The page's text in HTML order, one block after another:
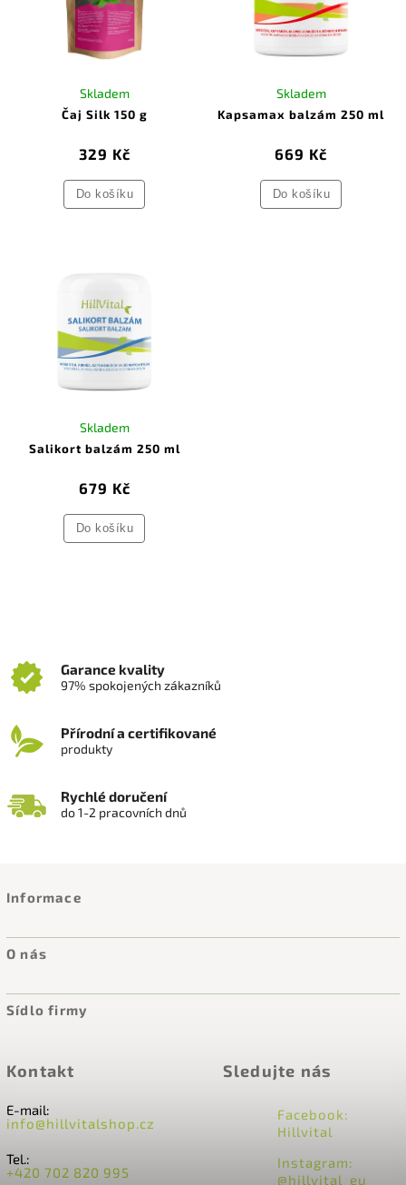
Čaj Silk 150 g
Skladem
329 Kč
Do košíku
Kapsamax balzám 250 ml
Skladem
669 Kč
Do košíku
Salikort balzám 250 ml
Skladem
679 Kč
Do košíku
Garance kvality
97% spokojených zákazníků
Přírodní a certifikované
produkty
Rychlé doručení
do 1-2 pracovních dnů
Informace
O nás
Sídlo firmy
Sledujte nás
Facebook:
Hillvital
Instagram:
@hillvital_eu
Kontakt
E-mail:
info@hillvitalshop.cz
Tel.:
+420 702 820 995